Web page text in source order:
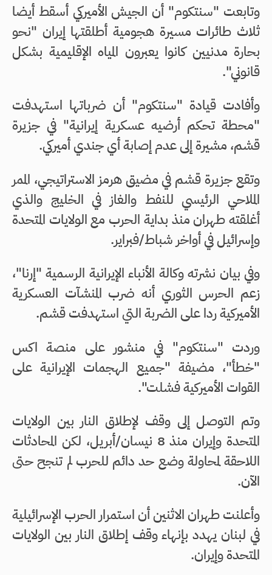
وتابعت "سنتكوم" أن الجيش الأميركي أسقط أيضا
ثلاث طائرات مسيرة هجومية أطلقتها إيران "نحو
بحارة مدنيين كانوا يعبرون المياه الإقليمية بشكل
قانوني".
وأفادت قيادة "سنتكوم" أن ضرباتها استهدفت
"محطة تحكم أرضيه عسكرية إيرانية" في جزيرة
قشم، مشيرة إلى عدم إصابة أي جندي أميركي.
وتقع جزيرة قشم في مضيق هرمز الاستراتيجي، الممر
الملاحي الرئيسي للنفط والغاز في الخليج والذي
أغلقته طهران منذ بداية الحرب مع الولايات المتحدة
وإسرائيل في أواخر شباط/فبراير.
وفي بيان نشرته وكالة الأنباء الإيرانية الرسمية "إرنا"،
زعم الحرس الثوري أنه ضرب المنشآت العسكرية
الأميركية ردا على الضربة التي استهدفت قشم.
وردت "سنتكوم" في منشور على منصة اكس
"خطأ"، مضيفة "جميع الهجمات الإيرانية على
القوات الأميركية فشلت".
وتم التوصل إلى وقف لإطلاق النار بين الولايات
المتحدة وإيران منذ 8 نيسان/أبريل، لكن المحادثات
اللاحقة لمحاولة وضع حد دائم للحرب لم تنجح حتى
الآن.
وأعلنت طهران الاثنين أن استمرار الحرب الإسرائيلية
في لبنان يهدد بإنهاء وقف إطلاق النار بين الولايات
المتحدة وإيران.